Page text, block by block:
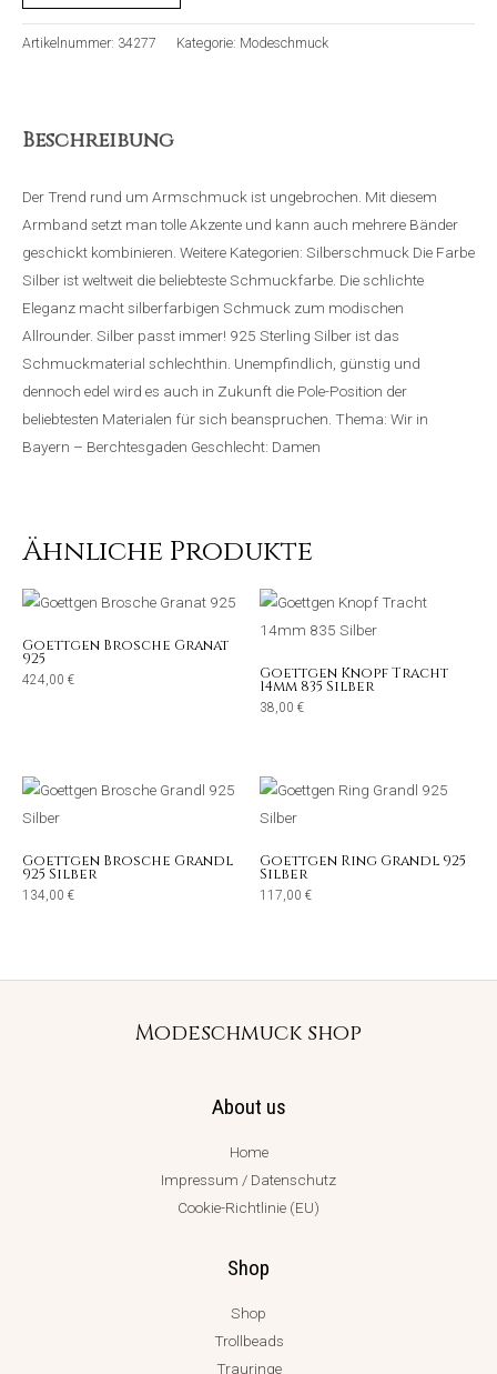
Artikelnummer: 34277 Kategorie: Modeschmuck
Beschreibung
Der Trend rund um Armschmuck ist ungebrochen. Mit diesem
Armband setzt man tolle Akzente und kann auch mehrere Bänder
geschickt kombinieren. Weitere Kategorien: Silberschmuck Die Farbe
Silber ist weltweit die beliebteste Schmuckfarbe. Die schlichte
Eleganz macht silberfarbigen Schmuck zum modischen
Allrounder. Silber passt immer! 925 Sterling Silber ist das
Schmuckmaterial schlechthin. Unempfindlich, günstig und
dennoch edel wird es auch in Zukunft die Pole-Position der
beliebtesten Materialen für sich beanspruchen. Thema: Wir in
Bayern – Berchtesgaden Geschlecht: Damen
Ähnliche Produkte
Goettgen Brosche Granat
925
424,00 € Goettgen Knopf Tracht
14mm 835 Silber
38,00 €
Goettgen Brosche Grandl
925 Silber
134,00 €
Goettgen Ring Grandl 925
Silber
117,00 €
Modeschmuck shop
About us
Home
Impressum / Datenschutz
Cookie-Richtlinie (EU)
Shop
Shop
Trollbeads
Trauringe